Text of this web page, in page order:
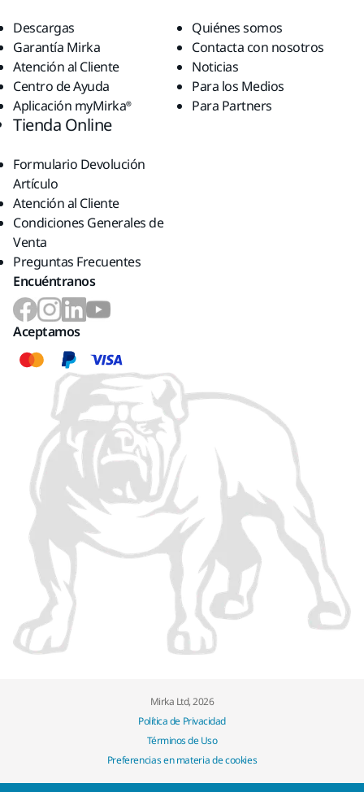
Descargas
Garantía Mirka
Atención al Cliente
Centro de Ayuda
Aplicación myMirka®
Quiénes somos
Contacta con nosotros
Noticias
Para los Medios
Para Partners
Tienda Online
Formulario Devolución
Artículo
Atención al Cliente
Condiciones Generales de
Venta
Preguntas Frecuentes
Encuéntranos
Aceptamos
Mirka Ltd, 2026
Política de Privacidad
Términos de Uso
Preferencias en materia de cookies